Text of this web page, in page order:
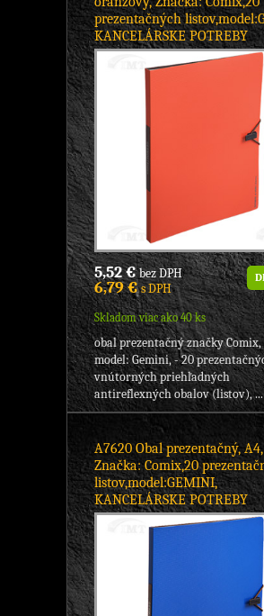
prezentačných
KANCELÁRSKE POTREBY
5,52 €bez DPH
6,79 €s DPH
Skladom viac ako 40 ks
obal prezentačný značky Comix,
model: Gemini, - 20
vnútorných priehľadných
antireflexných obalov (listov), ...
A7620 Obal prezentačný,
Značka: Comix,20
listov,model:GEMINI,
KANCELÁRSKE POTREBY